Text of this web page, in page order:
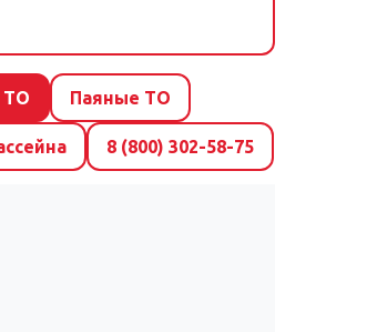
ТО Паяные ТО
8 (800) 302-58-75